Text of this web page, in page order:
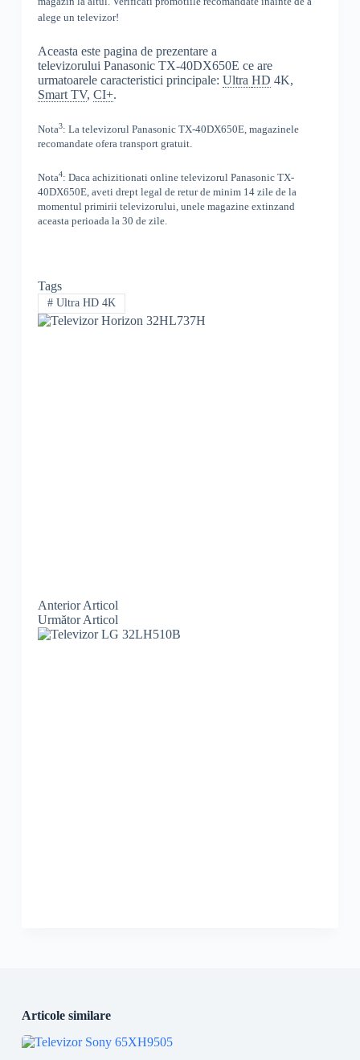
alege un televizor!
Aceasta este pagina de prezentare a
televizorului Panasonic TX-40DX650E ce are
urmatoarele caracteristici principale: Ultra HD 4K,
Smart TV, CI+.
Nota3: La televizorul Panasonic TX-40DX650E,magazinele
recomandate ofera transport gratuit.
Nota4: Daca achizitionati online televizorul Panasonic TX-
40DX650E,aveti drept legal de retur de minim 14 zile de la
momentul primirii televizorului, unele magazine extinzand
aceasta perioada la 30 de zile.
Tags
#Ultra HD 4K
AnteriorArticol
UrmătorArticol
Articole similare